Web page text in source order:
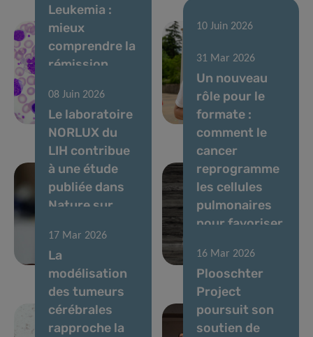
Leukemia :
mieux
comprendre la
rémission
traitement
dans la LMC
10 Juin 2026
soutenir la
recherche
contre le
cancer
08 Juin 2026
Le laboratoire
NORLUX du
LIH contribue
à une étude
publiée dans
Nature sur
tumeurs
cérébrales
31 Mar 2026
Un nouveau
rôle pour le
formate :
comment le
cancer
reprogramme
les cellules
pulmonaires
pour favoriser
métastases
17 Mar 2026
La
modélisation
des tumeurs
cérébrales
rapproche la
16 Mar 2026
Plooschter
Project
poursuit son
soutien de